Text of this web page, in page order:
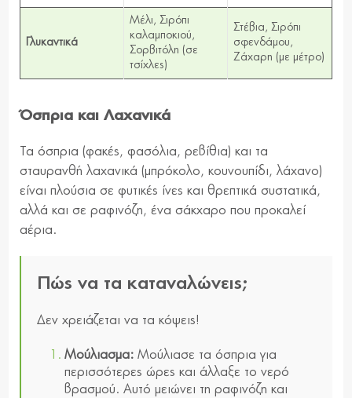
Γλυκαντικά
Μέλι, Σιρόπι
καλαμποκιού,
Σορβιτόλη (σε
τσίχλες)
Στέβια, Σιρόπι
σφενδάμου,
Ζάχαρη (με μέτρο)
Όσπρια και Λαχανικά
Τα όσπρια (φακές, φασόλια, ρεβίθια) και τα
σταυρανθή λαχανικά (μπρόκολο, κουνουπίδι, λάχανο)
είναι πλούσια σε φυτικές ίνες και θρεπτικά συστατικά,
αλλά και σε ραφινόζη, ένα σάκχαρο που προκαλεί
αέρια.
Πώς να τα καταναλώνεις;
Δεν χρειάζεται να τα κόψεις!
Μούλιασμα:Μούλιασε τα όσπρια για
περισσότερες ώρες και άλλαξε το νερό
βρασμού. Αυτό μειώνει τη ραφινόζη και